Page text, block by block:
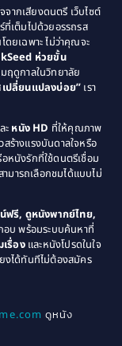
1988
1986
1984
1982
1978
1975
1970
1968
1963
ากเสียงดนตรี เว็บไซต์
เต็มไปด้วยอรรถรส
ยเฉพาะ ไม่ว่าคุณจะ
ห่วยขั้น
ฤดูกาลในวิทยาลัย
ปลี่ยนแปลงบ่อย” เรา
ะ หนัง HD ที่ให้คุณภาพ
ร้างแรงบันดาลใจหรือ
หนังรักที่ใช้ดนตรีเชื่อม
มารถเลือกชมได้แบบไม่
ฟรี, ดูหนังพากย์ไทย,
อบ พร้อมระบบค้นหาที่
รื่องและหนังโปรดในใจ
งได้ทันทีไม่ต้องสมัคร
ดูหนัง